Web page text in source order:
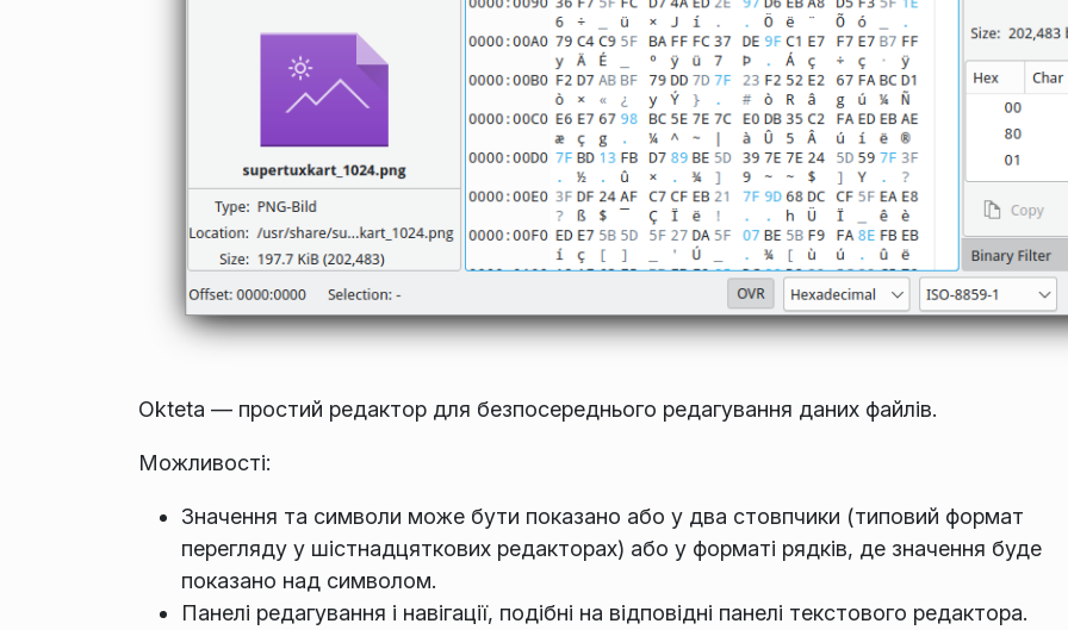
Okteta — простий редактор для безпосереднього редагування даних файлів.
Можливості:
Значення та символи може бути показано або у два стовпчики (типовий формат
перегляду у шістнадцяткових редакторах) або у форматі рядків, де значення буде
показано над символом.
Панелі редагування і навігації, подібні на відповідні панелі текстового редактора.